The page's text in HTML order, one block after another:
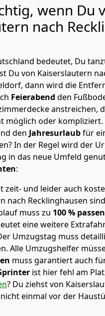
wenn Du
nach
bedeutet, Du
Du von Kaiserslautern
dann wird die
Feierabend den
anstreichen,
möglich oder kompliziert.
den Jahresurlaubfür
In der Regel wird der
in das neue Umfeld
:
zeit- und leider auch
nach Recklinghausen
muss zu 100 % passen
eine weitere
Umzugstag muss
Alle Umzugshelfer
muss garantiert auch
ist hier fehl am
? Du ziehst von
einmal vor der